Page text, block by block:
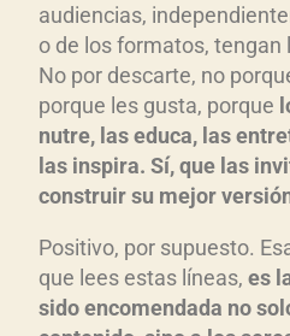
audiencias,
o de los formatos, tengan
No por descarte, no
porque les gusta, porque
nutre, las educa, las
las inspira. Sí, que las
construir su mejor
Positivo, por supuesto.
que lees estas líneas, es
sido encomendada no